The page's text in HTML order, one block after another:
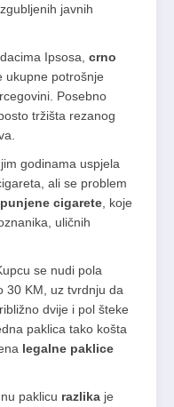
javnih
Ipsosa, crno
ukupne potrošnje
Posebno
tržišta rezanog
godinama uspjela
ali se problem
cigarete , koje
uličnih
se nudi pola
30 KM, uz tvrdnju da
dvije i pol šteke
paklica tako košta
legalne paklice
paklicu razlika je